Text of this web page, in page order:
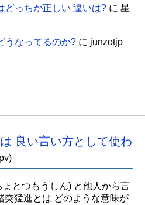
どっちが正しい 違いは? に 星
うなってるのか? に junzotjp
良い言い方として使わ
とつもうしん) と他人から言
猛進とは どのような意味が